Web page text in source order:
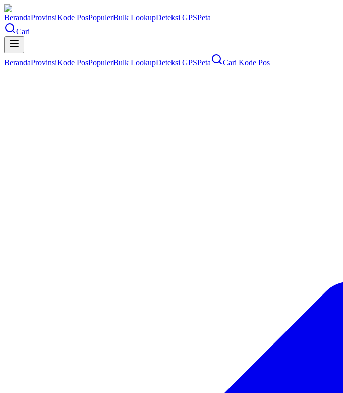
BerandaProvinsiKode PosPopulerBulk LookupDeteksi GPSPeta
Cari
BerandaProvinsiKode PosPopulerBulk LookupDeteksi GPSPeta Cari Kode Pos